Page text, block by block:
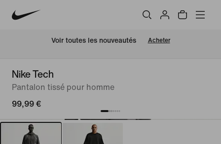
Voir toutes les nouveautés Acheter
Nike Tech
Pantalon tissé pour homme
99,99 €